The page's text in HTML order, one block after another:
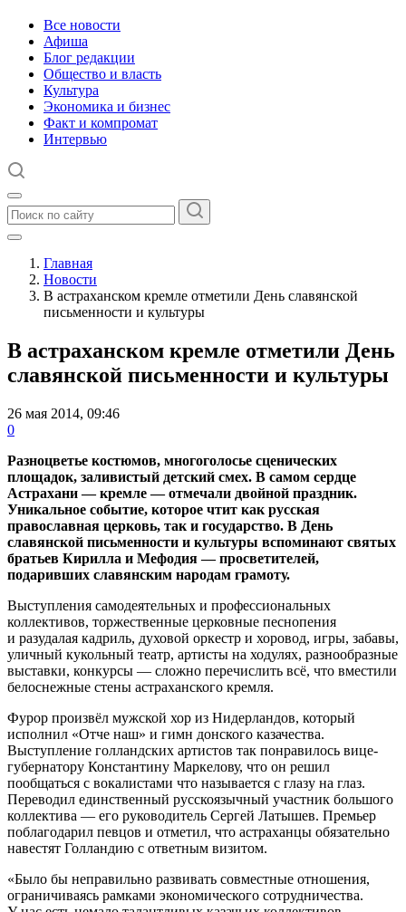
Все новости
Афиша
Блог редакции
Общество и власть
Культура
Экономика и бизнес
Факт и компромат
Интервью
Главная
Новости
В астраханском кремле отметили День славянской
письменности и культуры
В астраханском кремле отметили День
славянской письменности и культуры
26 мая 2014, 09:46
0
Разноцветье костюмов, многоголосье сценических
площадок, заливистый детский смех. В самом сердце
Астрахани — кремле — отмечали двойной праздник.
Уникальное событие, которое чтит как русская
православная церковь, так и государство. В День
славянской письменности и культуры вспоминают святых
братьев Кирилла и Мефодия — просветителей,
подаривших славянским народам грамоту.
Выступления самодеятельных и профессиональных
коллективов, торжественные церковные песнопения
и разудалая кадриль, духовой оркестр и хоровод, игры, забавы,
уличный кукольный театр, артисты на ходулях, разнообразные
выставки, конкурсы — сложно перечислить всё, что вместили
белоснежные стены астраханского кремля.
Фурор произвёл мужской хор из Нидерландов, который
исполнил «Отче наш» и гимн донского казачества.
Выступление голландских артистов так понравилось вице-
губернатору Константину Маркелову, что он решил
пообщаться с вокалистами что называется с глазу на глаз.
Переводил единственный русскоязычный участник большого
коллектива — его руководитель Сергей Латышев. Премьер
поблагодарил певцов и отметил, что астраханцы обязательно
навестят Голландию с ответным визитом.
«Было бы неправильно развивать совместные отношения,
ограничиваясь рамками экономического сотрудничества.